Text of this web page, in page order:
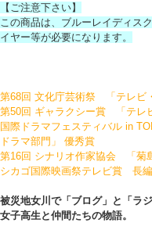
【ご注意下さい】
この商品は、ブルーレイディス
イヤー等が必要になります。
第68回 文化庁芸術祭 「テレビ
第50回 ギャラクシー賞 「テレ
国際ドラマフェスティバル in
ドラマ部門」 優秀賞
第16回 シナリオ作家協会 「菊
シカゴ国際映画祭テレビ賞 長
被災地女川で「ブログ」と「ラ
女子高生と仲間たちの物語。